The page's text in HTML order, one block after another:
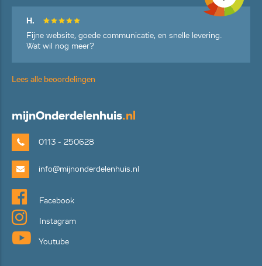
H.
Fijne website, goede communicatie, en snelle levering.
Wat wil nog meer?
Lees alle beoordelingen
mijnOnderdelenhuis.nl
0113 - 250628
info@mijnonderdelenhuis.nl
Facebook
Instagram
Youtube